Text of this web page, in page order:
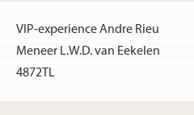
VIP-experience Andre Rieu
Meneer L.W.D. van Eekelen
4872TL